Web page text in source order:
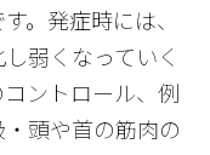
。発症時には、
弱くなっていく
ントロール、例
頭や首の筋肉の